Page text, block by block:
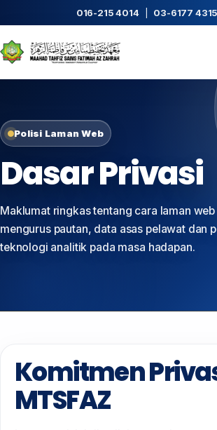
016-215 4014| 03-6177 4315
Polisi Laman Web
Dasar Privasi
Maklumat ringkas tentang cara laman
mengurus pautan, data asas pelawat dan
teknologi analitik pada masa hadapan.
Komitmen
MTSFAZ